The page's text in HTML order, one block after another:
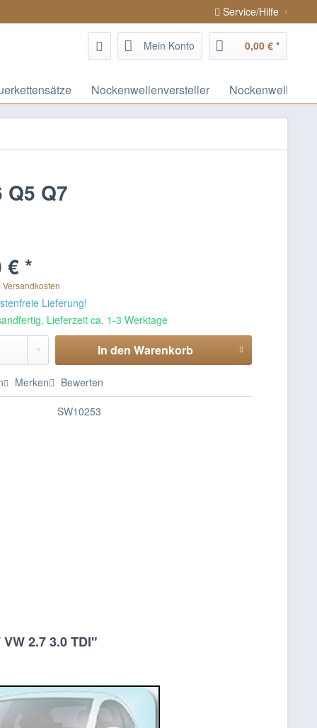
Service/Hilfe
Mein Konto 0,00 € *
Nockenwellenversteller Nockenwellen /
Q7
€ *
Versandkosten
Lieferung!
Lieferzeit ca. 1-3 Werktage
In den Warenkorb
Merken Bewerten
SW10253
2.7 3.0 TDI"